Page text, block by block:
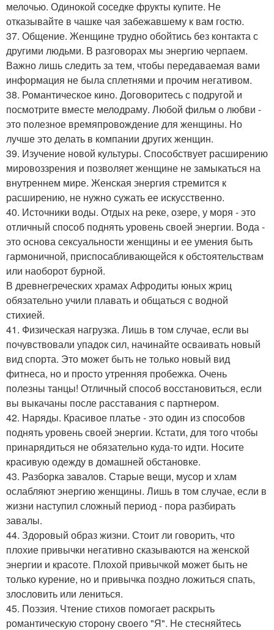
мелочью. Одинокой соседке фрукты купите. Не
отказывайте в чашке чая забежавшему к вам гостю.
37. Общение. Женщине трудно обойтись без контакта с
другими людьми. В разговорах мы энергию черпаем.
Важно лишь следить за тем, чтобы передаваемая вами
информация не была сплетнями и прочим негативом.
38. Романтическое кино. Договоритесь с подругой и
посмотрите вместе мелодраму. Любой фильм о любви -
это полезное времяпровождение для женщины. Но
лучше это делать в компании других женщин.
39. Изучение новой культуры. Способствует расширению
мировоззрения и позволяет женщине не замыкаться на
внутреннем мире. Женская энергия стремится к
расширению, не нужно сужать ее искусственно.
40. Источники воды. Отдых на реке, озере, у моря - это
отличный способ поднять уровень своей энергии. Вода -
это основа сексуальности женщины и ее умения быть
гармоничной, приспосабливающейся к обстоятельствам
или наоборот бурной.
В древнегреческих храмах Афродиты юных жриц
обязательно учили плавать и общаться с водной
стихией.
41. Физическая нагрузка. Лишь в том случае, если вы
почувствовали упадок сил, начинайте осваивать новый
вид спорта. Это может быть не только новый вид
фитнеса, но и просто утренняя пробежка. Очень
полезны танцы! Отличный способ восстановиться, если
вы выкачаны после расставания с партнером.
42. Наряды. Красивое платье - это один из способов
поднять уровень своей энергии. Кстати, для того чтобы
принарядиться не обязательно куда-то идти. Носите
красивую одежду в домашней обстановке.
43. Разборка завалов. Старые вещи, мусор и хлам
ослабляют энергию женщины. Лишь в том случае, если в
жизни наступил сложный период - пора разбирать
завалы.
44. Здоровый образ жизни. Стоит ли говорить, что
плохие привычки негативно сказываются на женской
энергии и красоте. Плохой привычкой может быть не
только курение, но и привычка поздно ложиться спать,
злословить или лениться.
45. Поэзия. Чтение стихов помогает раскрыть
романтическую сторону своего "Я". Не стесняйтесь